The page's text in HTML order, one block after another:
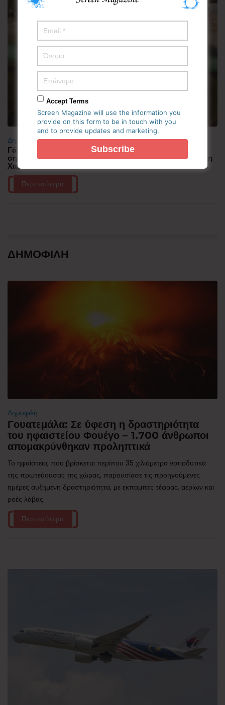
Δημοφιλή
Γάζα: Νέο φως στον ορίζοντα για εκεχειρία – Τα 15
σημαντικότερα σημεία του οδικού χάρτη που είδε θετικά η
Χαμάς
Περισσότερα
ΔΗΜΟΦΙΛΗ
Δημοφιλή
Γουατεμάλα: Σε ύφεση η δραστηριότητα
του ηφαιστείου Φουέγο – 1.700 άνθρωποι
απομακρύνθηκαν προληπτικά
Το ηφαίστειο, που βρίσκεται περίπου 35 χιλιόμετρα νοτιοδυτικά
της πρωτεύουσας της χώρας, παρουσίασε τις προηγούμενες
ημέρες αυξημένη δραστηριότητα, με εκπομπές τέφρας, αερίων και
ροές λάβας.
Περισσότερα
Accept Terms
Screen Magazine will use the information you
provide on this form to be in touch with you
and to provide updates and marketing.